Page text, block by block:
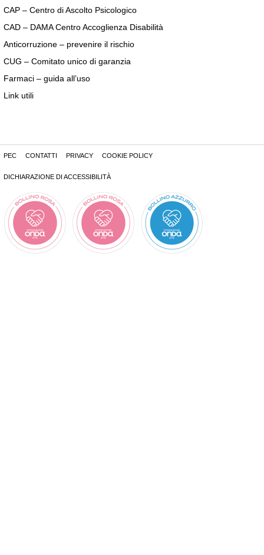
CAP – Centro di Ascolto Psicologico
CAD – DAMA Centro Accoglienza Disabilità
Anticorruzione – prevenire il rischio
CUG – Comitato unico di garanzia
Farmaci – guida all’uso
Link utili
PEC CONTATTI PRIVACY COOKIE POLICY
DICHIARAZIONE DI ACCESSIBILITÀ